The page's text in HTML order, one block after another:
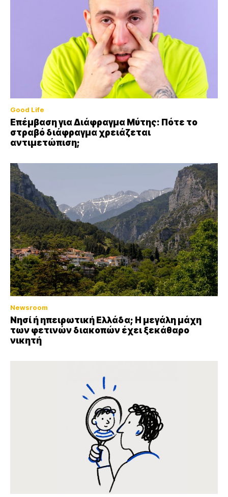
Good Life
Επέμβαση για Διάφραγμα Μύτης: Πότε το
στραβό διάφραγμα χρειάζεται
αντιμετώπιση;
Newsroom
Νησί ή ηπειρωτική Ελλάδα; Η μεγάλη μάχη
των φετινών διακοπών έχει ξεκάθαρο
νικητή